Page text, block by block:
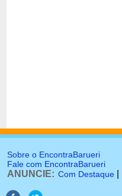
Sobre o EncontraBarueri
Fale com EncontraBarueri
ANUNCIE: Com Destaque